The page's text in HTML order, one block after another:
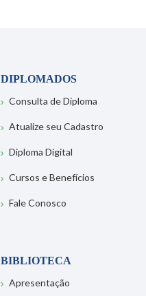
DIPLOMADOS
Consulta de Diploma
Atualize seu Cadastro
Diploma Digital
Cursos e Benefícios
Fale Conosco
BIBLIOTECA
Apresentação